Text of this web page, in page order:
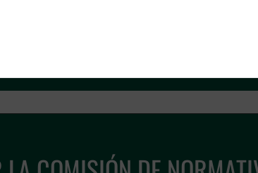
de Cabos de la Guardia Civil